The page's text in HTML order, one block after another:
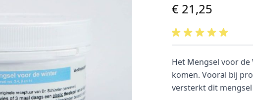
€ 21,25
Het Mengsel voor
komen. Vooral bij
versterkt dit